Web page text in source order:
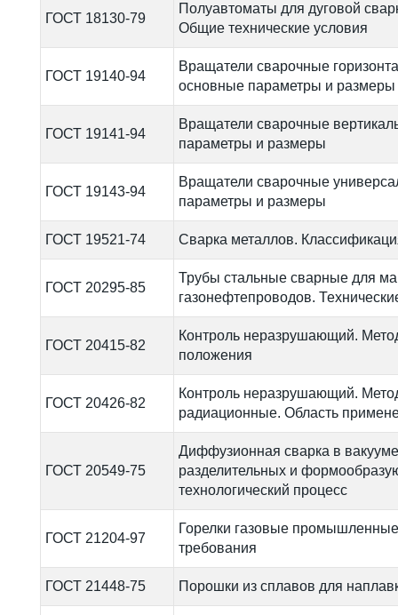
ГОСТ 18130-79
Полуавтоматы для дуговой
Общие технические условия
ГОСТ 19140-94
Вращатели сварочные
основные параметры и размеры
ГОСТ 19141-94
Вращатели сварочные
параметры и размеры
ГОСТ 19143-94
Вращатели сварочные
параметры и размеры
ГОСТ 19521-74 Сварка металлов.
ГОСТ 20295-85
Трубы стальные сварные для
газонефтепроводов.
ГОСТ 20415-82
Контроль неразрушающий.
положения
ГОСТ 20426-82
Контроль неразрушающий.
радиационные. Область
ГОСТ 20549-75
Диффузионная сварка в
разделительных и
технологический процесс
ГОСТ 21204-97
Горелки газовые
требования
ГОСТ 21448-75 Порошки из сплавов для